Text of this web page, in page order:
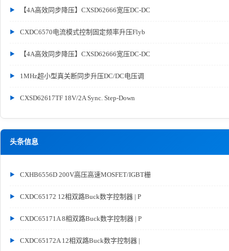
【4A高效同步降压】CXSD62666宽压DC-DC
CXDC6570电流模式控制固定频率升压Flyb
【4A高效同步降压】CXSD62666宽压DC-DC
1MHz超小型真关断同步升压DC/DC电压调
CXSD62617TF 18V/2A Sync. Step-Down
头条信息
CXHB6556D 200V高压高速MOSFET/IGBT栅
CXDC65172 12相双路Buck数字控制器 | P
CXDC65171A 8相双路Buck数字控制器 | P
CXDC65172A 12相双路Buck数字控制器 |